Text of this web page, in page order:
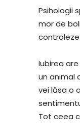
Psihologii
mor de
Iubirea
un animal
vei lăsa o
Tot ceea